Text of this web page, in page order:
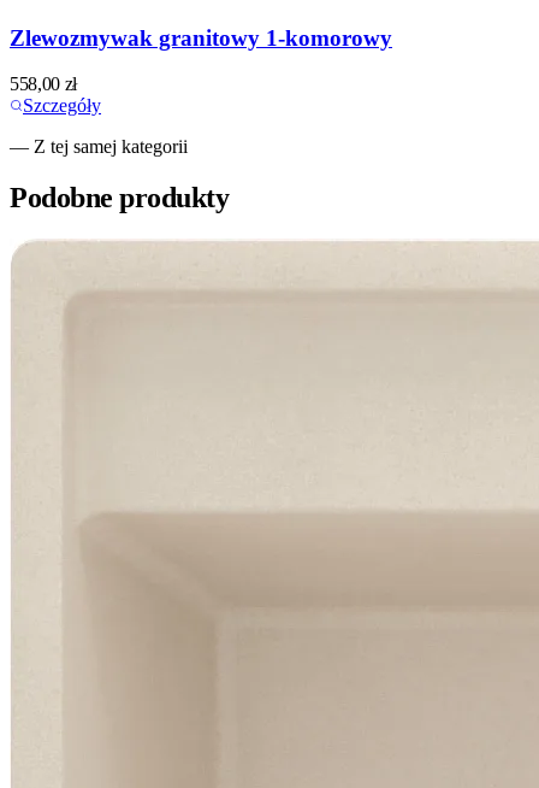
Zlewozmywak granitowy 1-komorowy
558,00 zł
Szczegóły
— Z tej samej kategorii
Podobne produkty